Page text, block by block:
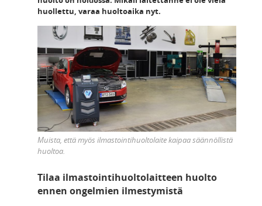
huollettu, varaa huoltoaika nyt.
Muista, että myös ilmastointihuoltolaite kaipaa säännöllistä
huoltoa.
Tilaa ilmastointihuoltolaitteen huolto
ennen ongelmien ilmestymistä